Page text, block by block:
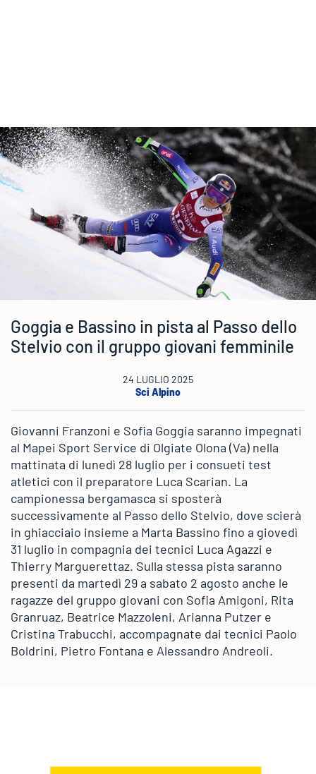
Goggia e Bassino in pista al Passo dello
Stelvio con il gruppo giovani femminile
24 LUGLIO 2025
Sci Alpino
Giovanni Franzoni e Sofia Goggia saranno impegnati
al Mapei Sport Service di Olgiate Olona (Va) nella
mattinata di lunedì 28 luglio per i consueti test
atletici con il preparatore Luca Scarian. La
campionessa bergamasca si sposterà
successivamente al Passo dello Stelvio, dove scierà
in ghiacciaio insieme a Marta Bassino fino a giovedì
31 luglio in compagnia dei tecnici Luca Agazzi e
Thierry Marguerettaz. Sulla stessa pista saranno
presenti da martedì 29 a sabato 2 agosto anche le
ragazze del gruppo giovani con Sofia Amigoni, Rita
Granruaz, Beatrice Mazzoleni, Arianna Putzer e
Cristina Trabucchi, accompagnate dai tecnici Paolo
Boldrini, Pietro Fontana e Alessandro Andreoli.